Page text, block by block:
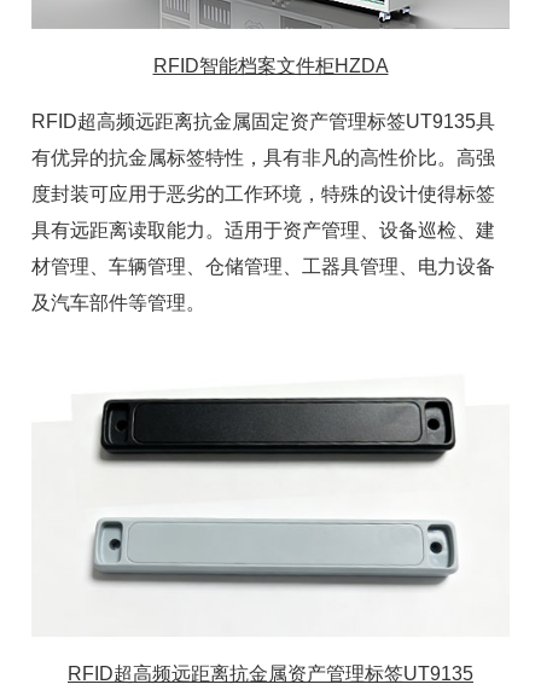
RFID智能档案文件柜HZDA
RFID超高频远距离抗金属固定资产管理标签UT9135具
有优异的抗金属标签特性，具有非凡的高性价比。高强
度封装可应用于恶劣的工作环境，特殊的设计使得标签
具有远距离读取能力。适用于资产管理、设备巡检、建
材管理、车辆管理、仓储管理、 工器具管理 、电力设备
及汽车部件等管理。
RFID超高频远距离抗金属资产管理标签UT9135